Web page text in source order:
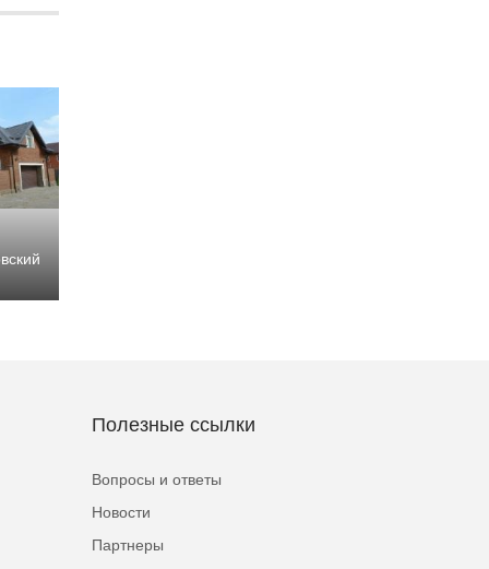
Полезные ссылки
Вопросы и ответы
Новости
Партнеры